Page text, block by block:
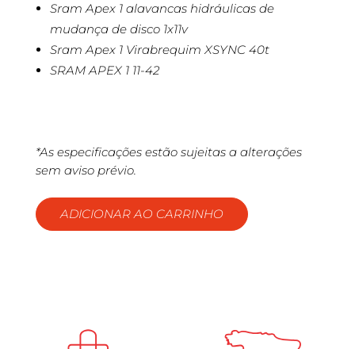
Sram Apex 1 alavancas hidráulicas de
mudança de disco 1x11v
Sram Apex 1 Virabrequim XSYNC 40t
SRAM APEX 1 11-42
*As especificações estão sujeitas a alterações
sem aviso prévio.
ADICIONAR AO CARRINHO